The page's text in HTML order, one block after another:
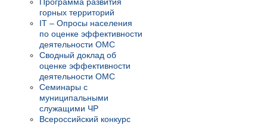
Программа развития
горных территорий
IT – Опросы населения
по оценке эффективности
деятельности ОМС
Сводный доклад об
оценке эффективности
деятельности ОМС
Семинары с
муниципальными
служащими ЧР
Всероссийский конкурс